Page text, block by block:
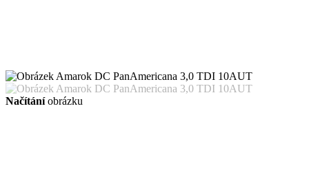
Načítáníobrázku